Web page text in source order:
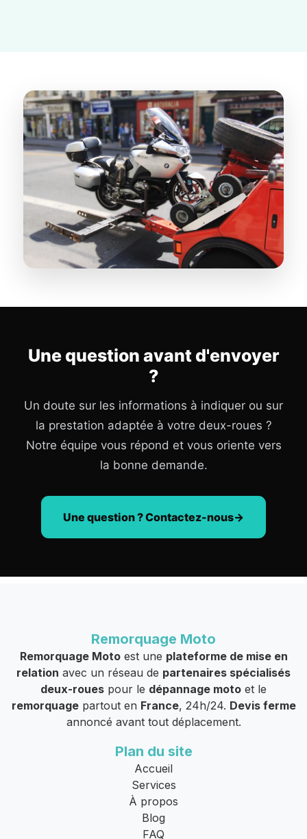
Une question avant d'envoyer
?
Un doute sur les informations à indiquer ou sur
la prestation adaptée à votre deux-roues ?
Notre équipe vous répond et vous oriente vers
la bonne demande.
Une question ? Contactez-nous
Remorquage Moto
Remorquage Motoest une plateforme de mise en
relation avec un réseau de partenaires spécialisés
deux-roues pour le dépannage moto et le
remorquagepartout en France, 24h/24. Devis ferme
annoncé avant tout déplacement.
Plan du site
Accueil
Services
À propos
Blog
FAQ